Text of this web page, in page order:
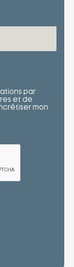
par
et de
mon